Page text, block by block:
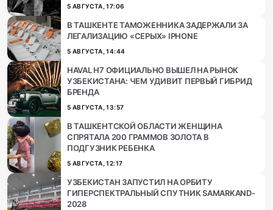
5 АВГУСТА, 17:06
В ТАШКЕНТЕ ТАМОЖЕННИКА ЗАДЕРЖАЛИ ЗА
ЛЕГАЛИЗАЦИЮ «СЕРЫХ» IPHONE
5 АВГУСТА, 14:44
HAVAL H7 ОФИЦИАЛЬНО ВЫШЕЛ НА РЫНОК
УЗБЕКИСТАНА: ЧЕМ УДИВИТ ПЕРВЫЙ ГИБРИД
БРЕНДА
5 АВГУСТА, 13:57
В ТАШКЕНТСКОЙ ОБЛАСТИ ЖЕНЩИНА
СПРЯТАЛА 200 ГРАММОВ ЗОЛОТА В
ПОДГУЗНИК РЕБЕНКА
5 АВГУСТА, 12:17
УЗБЕКИСТАН ЗАПУСТИЛ НА ОРБИТУ
ГИПЕРСПЕКТРАЛЬНЫЙ СПУТНИК SAMARKAND-
2028